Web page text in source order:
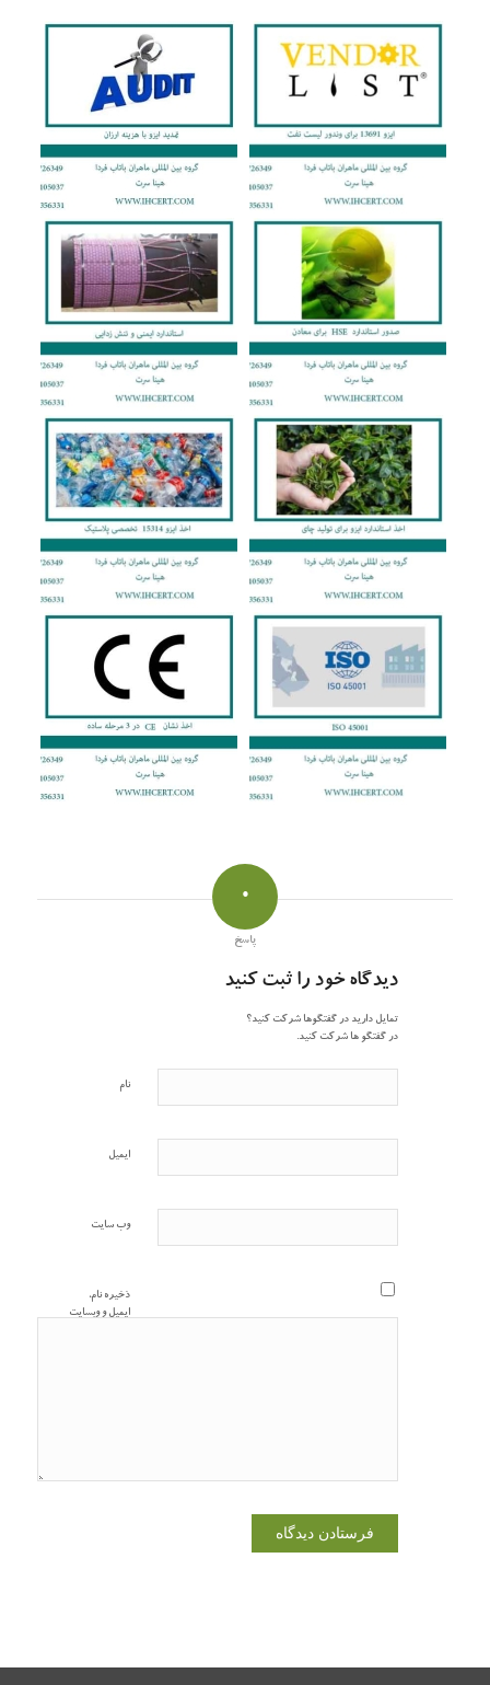
0
پاسخ
دیدگاه خود را ثبت کنید
تمایل دارید در گفتگوها شرکت کنید؟
در گفتگو ها شرکت کنید.
نام
ایمیل
وب‌ سایت
ذخیره نام،
ایمیل و وبسایت